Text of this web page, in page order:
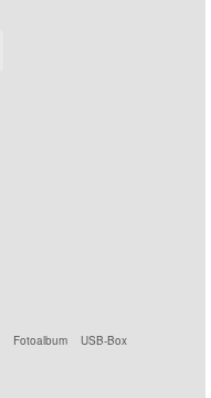
Fotoalbum
USB-Box